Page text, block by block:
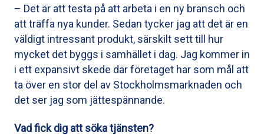
– Det är att testa på att arbeta i en ny bransch och
att träffa nya kunder. Sedan tycker jag att det är en
väldigt intressant produkt, särskilt sett till hur
mycket det byggs i samhället i dag. Jag kommer in
i ett expansivt skede där företaget har som mål att
ta över en stor del av Stockholmsmarknaden och
det ser jag som jättespännande.
Vad fick dig att söka tjänsten?